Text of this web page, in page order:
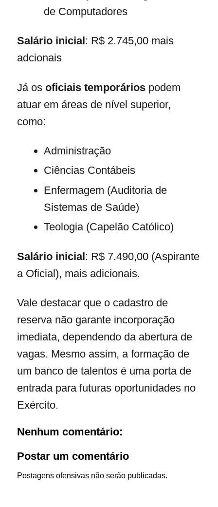
de Computadores
Salário inicial: R$ 2.745,00 mais
adcionais
Já os oficiais temporários podem
atuar em áreas de nível superior,
como:
Administração
Ciências Contábeis
Enfermagem (Auditoria de
Sistemas de Saúde)
Teologia (Capelão Católico)
Salário inicial: R$ 7.490,00 (Aspirante
a Oficial), mais adicionais.
Vale destacar que o cadastro de
reserva não garante incorporação
imediata, dependendo da abertura de
vagas. Mesmo assim, a formação de
um banco de talentos é uma porta de
entrada para futuras oportunidades no
Exército.
Nenhum comentário:
Postar um comentário
Postagens ofensivas não serão publicadas.